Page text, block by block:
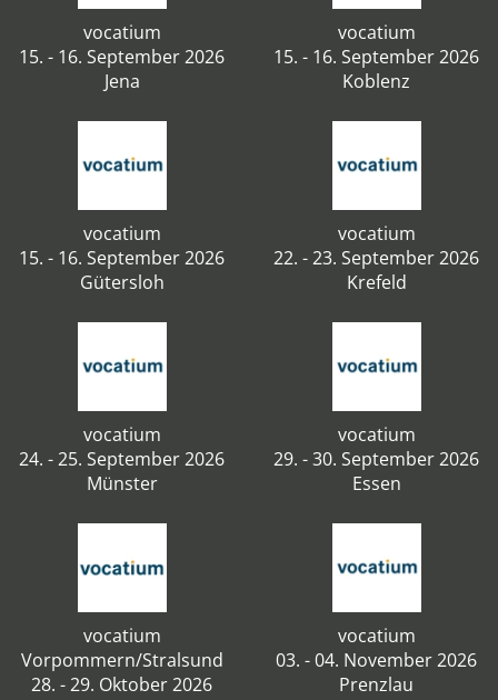
vocatium
15. - 16. September 2026
Jena
vocatium
15. - 16. September 2026
Koblenz
vocatium
15. - 16. September 2026
Gütersloh
vocatium
22. - 23. September 2026
Krefeld
vocatium
24. - 25. September 2026
Münster
vocatium
29. - 30. September 2026
Essen
vocatium
Vorpommern/Stralsund
28. - 29. Oktober 2026
vocatium
03. - 04. November 2026
Prenzlau